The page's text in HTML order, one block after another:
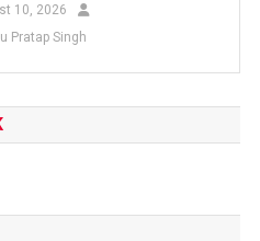
10, 2026
Pratap Singh